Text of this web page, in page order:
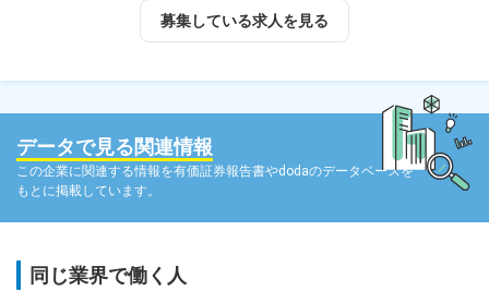
募集している求人を見る
データで見る関連情報
この企業に関連する情報を有価証券報告書やdodaのデータベースを
もとに掲載しています。
同じ業界で働く人